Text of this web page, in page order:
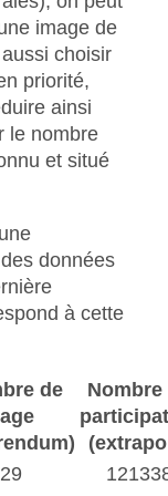
image de
choisir
priorité,
ainsi
le nombre
et situé
données
à cette
de
Nombre
29